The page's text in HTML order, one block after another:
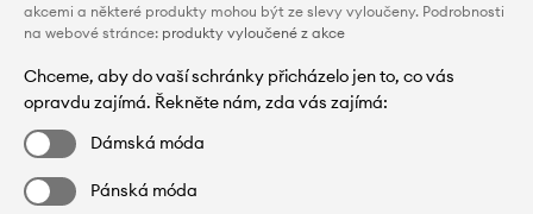
akcemi a některé produkty mohou být ze slevy vyloučeny. Podrobnosti
na webové stránce: produkty vyloučené z akce
Chceme, aby do vaší schránky přicházelo jen to, co vás
opravdu zajímá. Řekněte nám, zda vás zajímá:
Dámská móda
Pánská móda